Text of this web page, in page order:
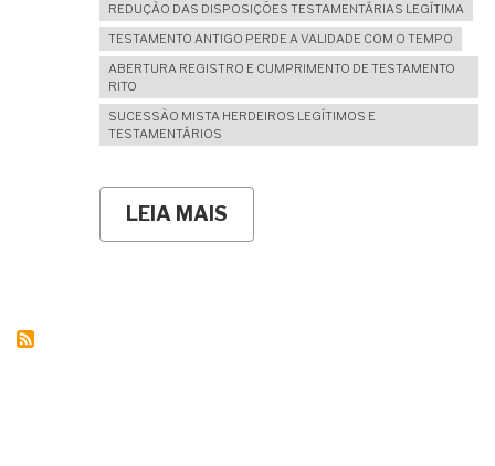
REDUÇÃO DAS DISPOSIÇÕES TESTAMENTÁRIAS LEGÍTIMA
TESTAMENTO ANTIGO PERDE A VALIDADE COM O TEMPO
ABERTURA REGISTRO E CUMPRIMENTO DE TESTAMENTO
RITO
SUCESSÃO MISTA HERDEIROS LEGÍTIMOS E
TESTAMENTÁRIOS
LEIA MAIS
ANOS